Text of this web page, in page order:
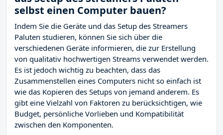
selbst einen Computer bauen?
Indem Sie die Geräte und das Setup des Streamers
Paluten studieren, können Sie sich über die
verschiedenen Geräte informieren, die zur Erstellung
von qualitativ hochwertigen Streams verwendet werden.
Es ist jedoch wichtig zu beachten, dass das
Zusammenstellen eines Computers nicht so einfach ist
wie das Kopieren des Setups von jemand anderem. Es
gibt eine Vielzahl von Faktoren zu berücksichtigen, wie
Budget, persönliche Vorlieben und Kompatibilität
zwischen den Komponenten.